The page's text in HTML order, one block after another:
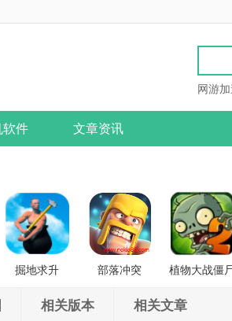
网游
软件 文章资讯
掘地求升 部落冲突
植物大战僵
相关版本 相关文章